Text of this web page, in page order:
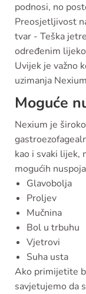
podnosi, no
Preosjetljivost
tvar - Teška
određenim
Uvijek je važno
uzimanja
Moguće
Nexium je
kao i svaki lijek,
mogućih
Glavobolja
Proljev
Mučnina
Bol u trbuhu
Vjetrovi
Suha usta
Ako primijetite
savjetujemo da